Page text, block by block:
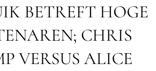
BETREFT HOGE
CHRIS
VERSUS ALICE